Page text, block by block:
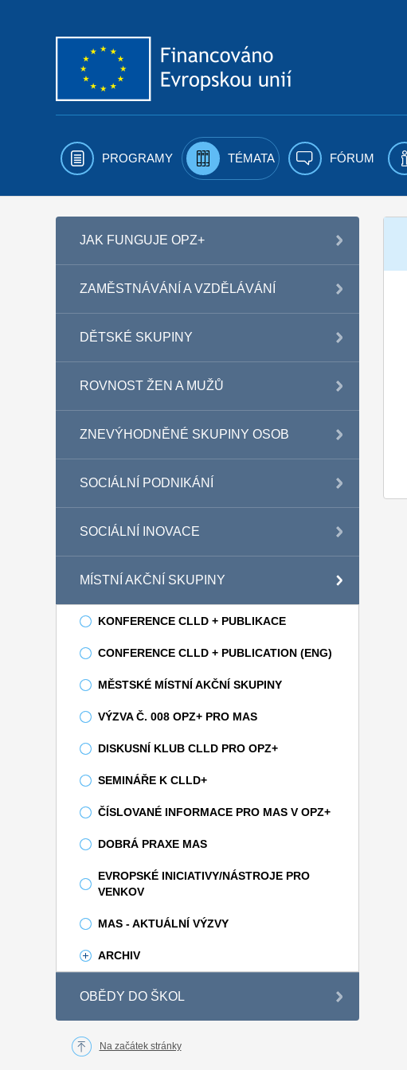
PROGRAMY TÉMATA FÓRUM
JAK FUNGUJE OPZ+
ZAMĚSTNÁVÁNÍ A VZDĚLÁVÁNÍ
DĚTSKÉ SKUPINY
ROVNOST ŽEN A MUŽŮ
ZNEVÝHODNĚNÉ SKUPINY OSOB
SOCIÁLNÍ PODNIKÁNÍ
SOCIÁLNÍ INOVACE
MÍSTNÍ AKČNÍ SKUPINY
KONFERENCE CLLD + PUBLIKACE
CONFERENCE CLLD + PUBLICATION (ENG)
MĚSTSKÉ MÍSTNÍ AKČNÍ SKUPINY
VÝZVA Č. 008 OPZ+ PRO MAS
DISKUSNÍ KLUB CLLD PRO OPZ+
SEMINÁŘE K CLLD+
ČÍSLOVANÉ INFORMACE PRO MAS V OPZ+
DOBRÁ PRAXE MAS
EVROPSKÉ INICIATIVY/NÁSTROJE PRO
VENKOV
MAS - AKTUÁLNÍ VÝZVY
ARCHIV
OBĚDY DO ŠKOL
Na začátek stránky